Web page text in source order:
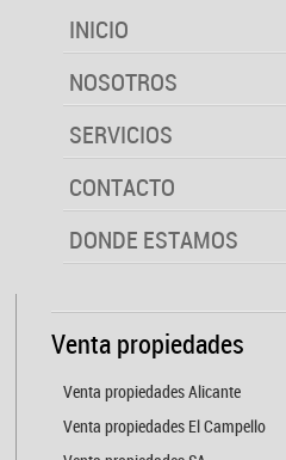
INICIO
NOSOTROS
SERVICIOS
CONTACTO
DONDE ESTAMOS
Venta propiedades
Venta propiedades Alicante
Venta propiedades El Campello